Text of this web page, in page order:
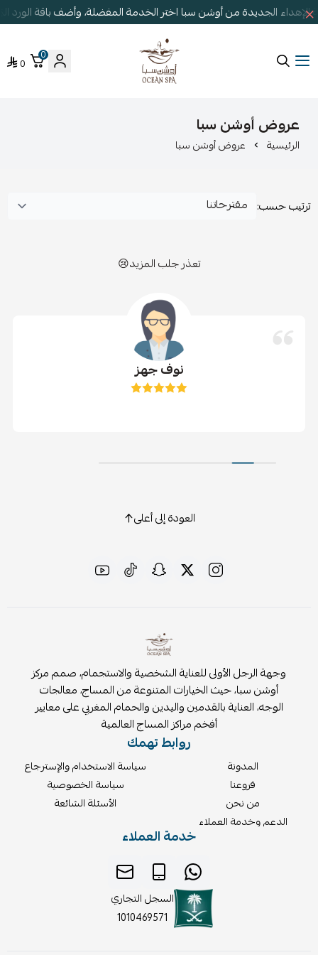
الجديدة من أوشن سبا اختر الخدمة المفضلة، وأضف باقة
أوشن سبا
0
0
عروض أوشن سبا
الرئيسية عروض أوشن سبا
ترتيب حسب:
تعذر جلب المزيد😢
نوف جهز
العودة إلى أعلى
وجهة الرجل الأولى للعناية الشخصية والاستجمام، صمم مركز
أوشن سبا، حيث الخيارات المتنوعة من المساج، معالجات
الوجه، العناية بالقدمين واليدين والحمام المغربي على معايير
أفخم مراكز المساج العالمية
روابط تهمك
المدونة
فروعنا
من نحن
الدعم وخدمة العملاء
سياسة الاستخدام والإسترجاع
سياسة الخصوصية
الأسئلة الشائعة
خدمة العملاء
السجل التجاري
1010469571